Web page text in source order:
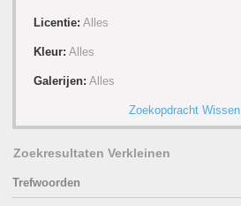
Licentie: Alles
Kleur: Alles
Galerijen: Alles
Zoekopdracht Wissen
Zoekresultaten Verkleinen
Trefwoorden